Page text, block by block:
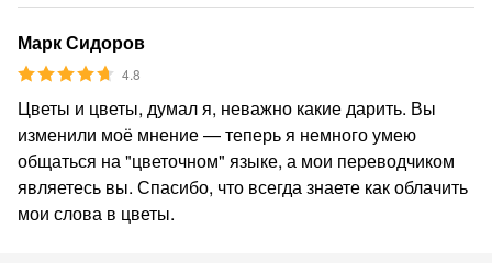
Марк Сидоров
4.8
Цветы и цветы, думал я, неважно какие дарить. Вы
изменили моё мнение — теперь я немного умею
общаться на "цветочном" языке, а мои переводчиком
являетесь вы. Спасибо, что всегда знаете как облачить
мои слова в цветы.